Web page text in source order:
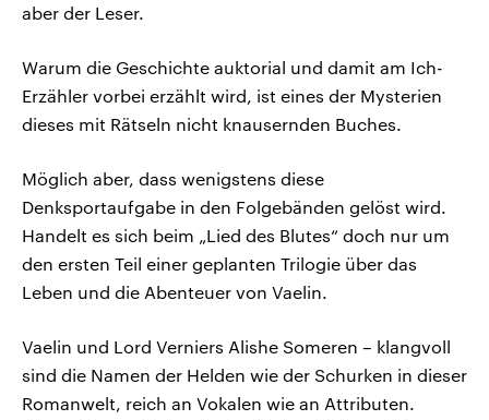
aber der Leser.
Warum die Geschichte auktorial und damit am Ich-
Erzähler vorbei erzählt wird, ist eines der Mysterien
dieses mit Rätseln nicht knausernden Buches.
Möglich aber, dass wenigstens diese
Denksportaufgabe in den Folgebänden gelöst wird.
Handelt es sich beim „Lied des Blutes“ doch nur um
den ersten Teil einer geplanten Trilogie über das
Leben und die Abenteuer von Vaelin.
Vaelin und Lord Verniers Alishe Someren – klangvoll
sind die Namen der Helden wie der Schurken in dieser
Romanwelt, reich an Vokalen wie an Attributen.